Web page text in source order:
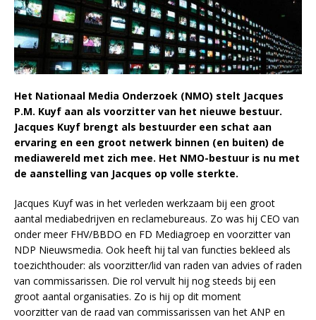
Het Nationaal Media Onderzoek (NMO) stelt Jacques
P.M. Kuyf aan als voorzitter van het nieuwe bestuur.
Jacques Kuyf brengt als bestuurder een schat aan
ervaring en een groot netwerk binnen (en buiten) de
mediawereld met zich mee. Het NMO-bestuur is nu met
de aanstelling van Jacques op volle sterkte.
Jacques Kuyf was in het verleden werkzaam bij een groot
aantal mediabedrijven en reclamebureaus. Zo was hij CEO van
onder meer FHV/BBDO en FD Mediagroep en voorzitter van
NDP Nieuwsmedia. Ook heeft hij tal van functies bekleed als
toezichthouder: als voorzitter/lid van raden van advies of raden
van commissarissen. Die rol vervult hij nog steeds bij een
groot aantal organisaties. Zo is hij op dit moment
voorzitter van de raad van commissarissen van het ANP en